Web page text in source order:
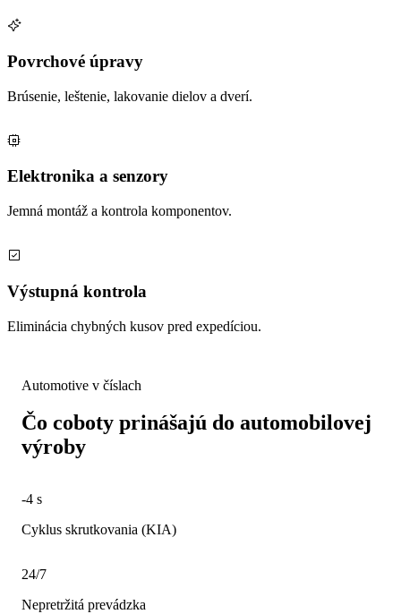
Povrchové úpravy
Brúsenie, leštenie, lakovanie dielov a dverí.
Elektronika a senzory
Jemná montáž a kontrola komponentov.
Výstupná kontrola
Eliminácia chybných kusov pred expedíciou.
Automotive v číslach
Čo coboty prinášajú do automobilovej
výroby
-4 s
Cyklus skrutkovania (KIA)
24/7
Nepretržitá prevádzka